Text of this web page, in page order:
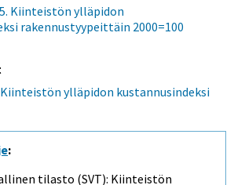
Kiinteistön ylläpidon
rakennustyypeittäin 2000=100
ylläpidon kustannusindeksi
:
tilasto (SVT): Kiinteistön